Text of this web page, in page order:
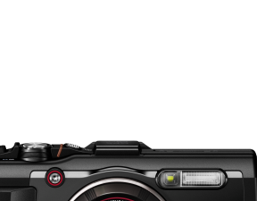
BREAKING NEWS ///